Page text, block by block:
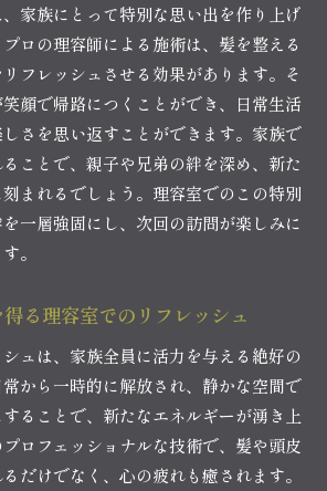
家族にとって特別な思い出を作り上げ
ロの理容師による施術は、髪を整える
フレッシュさせる効果があります。そ
顔で帰路につくことができ、日常生活
さを思い返すことができます。家族で
ことで、親子や兄弟の絆を深め、新た
まれるでしょう。理容室でのこの特別
一層強固にし、次回の訪問が楽しみに
。
る理容室でのリフレッシュ
ュは、家族全員に活力を与える絶好の
から一時的に解放され、静かな空間で
ることで、新たなエネルギーが湧き上
ロフェッショナルな技術で、髪や頭皮
だけでなく、心の疲れも癒されます。